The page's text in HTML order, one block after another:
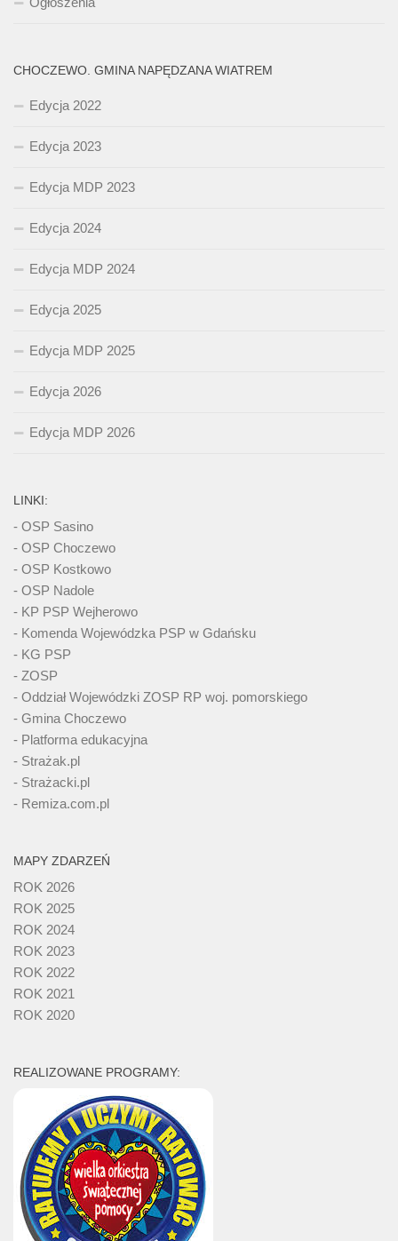
CHOCZEWO. GMINA NAPĘDZANA WIATREM
Edycja 2022
Edycja 2023
Edycja MDP 2023
Edycja 2024
Edycja MDP 2024
Edycja 2025
Edycja MDP 2025
Edycja 2026
Edycja MDP 2026
LINKI:
- OSP Sasino
- OSP Choczewo
- OSP Kostkowo
- OSP Nadole
- KP PSP Wejherowo
- Komenda Wojewódzka PSP w Gdańsku
- KG PSP
- ZOSP
- Oddział Wojewódzki ZOSP RP woj. pomorskiego
- Gmina Choczewo
- Platforma edukacyjna
- Strażak.pl
- Strażacki.pl
- Remiza.com.pl
MAPY ZDARZEŃ
ROK 2026
ROK 2025
ROK 2024
ROK 2023
ROK 2022
ROK 2021
ROK 2020
REALIZOWANE PROGRAMY: